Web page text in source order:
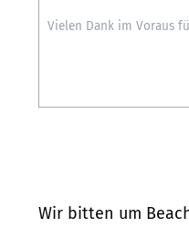
Wir bitten um